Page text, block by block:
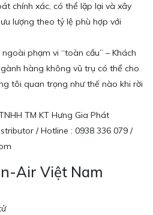
chính xác, có thể lặp lại và xây
lượng theo tỷ lệ phù hợp với
phạm vi “toàn cầu” – Khách
hàng không vũ trụ có thể cho
tôi quan trọng như thế nào khi rời
TM KT Hưng Gia Phát
/ Hotline : 0938 336 079 /
Air Việt Nam